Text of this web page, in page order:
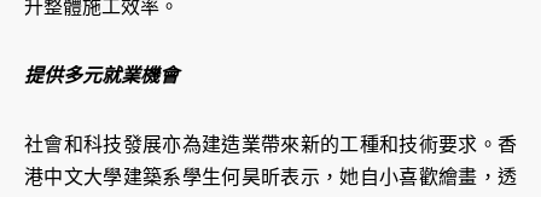
升整體施工效率。
提供多元就業機會
社會和科技發展亦為建造業帶來新的工種和技術要求。香
港中文大學建築系學生何昊昕表示，她自小喜歡繪畫，透